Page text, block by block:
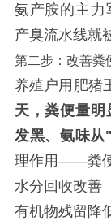
氨产胺的主力
产臭流水线就
第二步：改善粪
养殖户用肥猪
天，粪便量明
发黑、氨味从
理作用——粪
水分回收改善
有机物残留降